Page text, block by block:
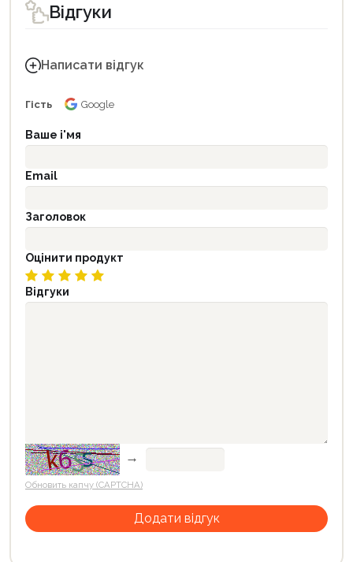
Відгуки
Написати відгук
Гість Google
Ваше і'мя
Email
Заголовок
Оцінити продукт
Відгуки
→
Обновить капчу (CAPTCHA)